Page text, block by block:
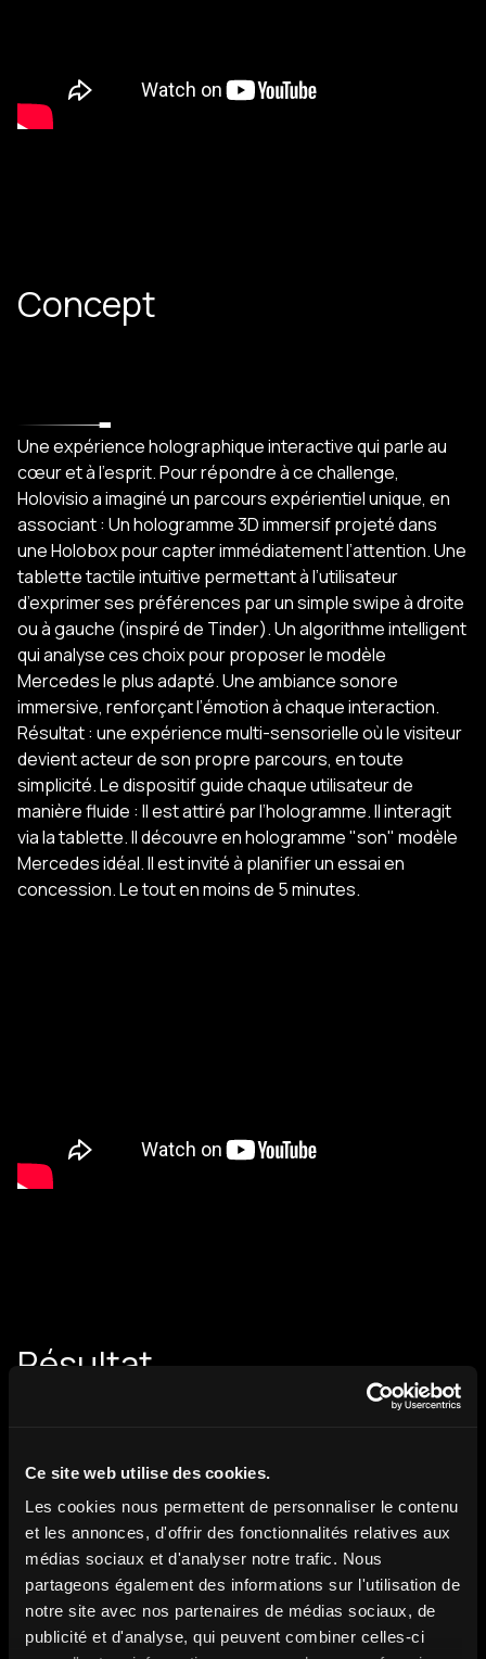
Ce site web utilise des cookies.
Les cookies nous permettent de personnaliser le contenu
et les annonces, d'offrir des fonctionnalités relatives aux
médias sociaux et d'analyser notre trafic. Nous
partageons également des informations sur l'utilisation de
notre site avec nos partenaires de médias sociaux, de
publicité et d'analyse, qui peuvent combiner celles-ci
Concept
Une expérience holographique interactive qui parle au
cœur et à l'esprit. Pour répondre à ce challenge,
Holovisio a imaginé un parcours expérientiel unique, en
associant : Un hologramme 3D immersif projeté dans
une Holobox pour capter immédiatement l’attention. Une
tablette tactile intuitive permettant à l’utilisateur
d’exprimer ses préférences par un simple swipe à droite
ou à gauche (inspiré de Tinder). Un algorithme intelligent
qui analyse ces choix pour proposer le modèle
Mercedes le plus adapté. Une ambiance sonore
immersive, renforçant l’émotion à chaque interaction.
Résultat : une expérience multi-sensorielle où le visiteur
devient acteur de son propre parcours, en toute
simplicité. Le dispositif guide chaque utilisateur de
manière fluide : Il est attiré par l’hologramme. Il interagit
via la tablette. Il découvre en hologramme "son" modèle
Mercedes idéal. Il est invité à planifier un essai en
concession. Le tout en moins de 5 minutes.
Résultat
Une vitrine technologique qui transforme l’expérience en
conversion. Les retours ne se sont pas fait attendre :
+70% de taux d’engagement par rapport à une
présentation de véhicule classique. Une durée moyenne
d’interaction de 10 minutes, preuve de l’adhésion
utilisateur Un excellent taux de transformation en